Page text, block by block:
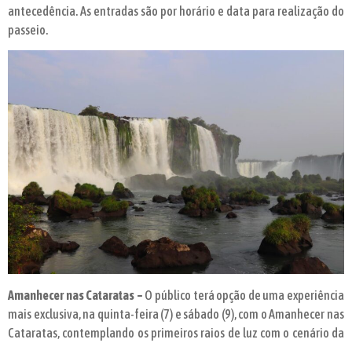
antecedência. As entradas são por horário e data para realização do
passeio.
Amanhecer nas Cataratas – O público terá opção de uma experiência
mais exclusiva, na quinta-feira (7) e sábado (9), com o Amanhecer nas
Cataratas, contemplando os primeiros raios de luz com o cenário da